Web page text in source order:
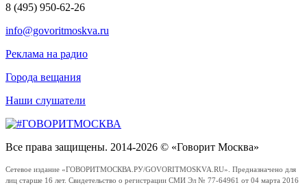
8 (495) 950-62-26
info@govoritmoskva.ru
Реклама на радио
Города вещания
Наши слушатели
Все права защищены. 2014-2026 © «Говорит Москва»
Сетевое издание «ГОВОРИТМОСКВА.РУ/GOVORITMOSKVA.RU». Предназначено для
лиц старше 16 лет. Свидетельство о регистрации СМИ Эл № 77-64961 от 04 марта 2016